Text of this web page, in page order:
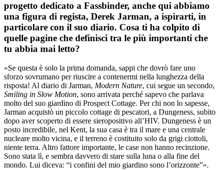
progetto dedicato a Fassbinder, anche qui abbiamo
una figura di regista, Derek Jarman, a ispirarti, in
particolare con il suo diario. Cosa ti ha colpito di
quelle pagine che definisci tra le più importanti che
tu abbia mai letto?
«Se questa è solo la prima domanda, sappi che dovrò fare uno
sforzo sovrumano per riuscire a contenermi nella lunghezza della
risposta! Al diario di Jarman, Modern Nature, cui segue un secondo,
Smiling in Slow Motion, sono arrivata perché sapevo che parlava
molto del suo giardino di Prospect Cottage. Per chi non lo sapesse,
Jarman acquistò un piccolo cottage di pescatori, a Dungeness, subito
dopo aver scoperto di essere sieropositivo all’HIV. Dungeness è un
posto incredibile, nel Kent, la sua casa è tra il mare e una centrale
nucleare molto vicina, e il terreno è costituito solo da grigi ciottoli,
niente terra. Altro fattore importante, le case non hanno recinzione.
Sono stata lì, e sembra davvero di stare sulla luna o alla fine del
mondo. Lui diceva: “i confini del mio giardino sono l’orizzonte”».